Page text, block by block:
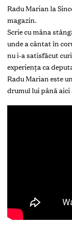
Radu Marian la
magazin.
Scrie cu mâna
unde a cântat în
nu i-a satisfăcut
experiența ca
Radu Marian este
drumul lui până aici